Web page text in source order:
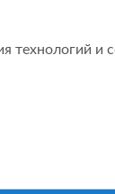
технологий и